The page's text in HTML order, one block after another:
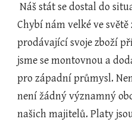
Náš stát se dostal do situace vykořisťované kolonie.
Chybí nám velké ve
prodávající svoje zboží
jsme se montovnou a
pro západní průmysl.
není žádný významný
našich majitelů. Platy